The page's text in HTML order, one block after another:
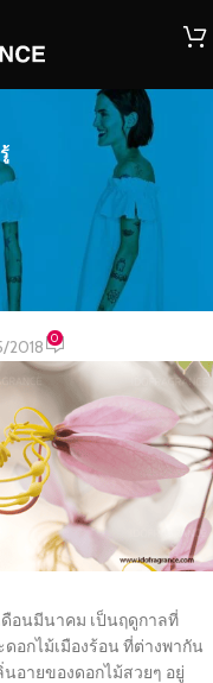
ปพฤกษ์ดอก
ซากุระเมือง
2018 0
อนมีนาคม เป็นฤดูกาลที่
อกไม้เมืองร้อน ที่ต่างพากัน
อายของดอกไม้สวยๆ อยู่